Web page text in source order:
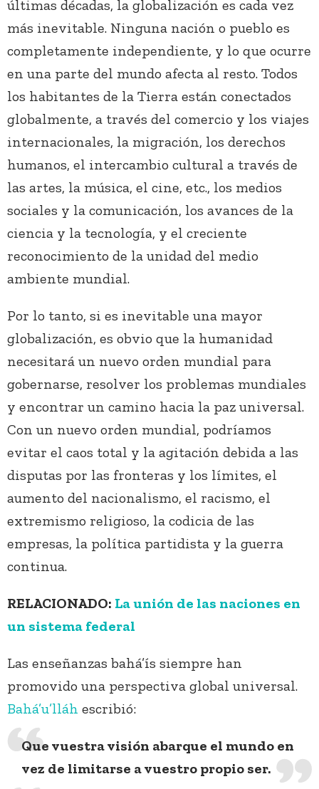
últimas décadas, la globalización es cada vez
más inevitable. Ninguna nación o pueblo es
completamente independiente, y lo que ocurre
en una parte del mundo afecta al resto. Todos
los habitantes de la Tierra están conectados
globalmente, a través del comercio y los viajes
internacionales, la migración, los derechos
humanos, el intercambio cultural a través de
las artes, la música, el cine, etc., los medios
sociales y la comunicación, los avances de la
ciencia y la tecnología, y el creciente
reconocimiento de la unidad del medio
ambiente mundial.
Por lo tanto, si es inevitable una mayor
globalización, es obvio que la humanidad
necesitará un nuevo orden mundial para
gobernarse, resolver los problemas mundiales
y encontrar un camino hacia la paz universal.
Con un nuevo orden mundial, podríamos
evitar el caos total y la agitación debida a las
disputas por las fronteras y los límites, el
aumento del nacionalismo, el racismo, el
extremismo religioso, la codicia de las
empresas, la política partidista y la guerra
continua.
RELACIONADO: La unión de las naciones en
un sistema federal
Las enseñanzas bahá’ís siempre han
promovido una perspectiva global universal.
Bahá’u’lláh escribió:
Que vuestra visión abarque el mundo en
vez de limitarse a vuestro propio ser.